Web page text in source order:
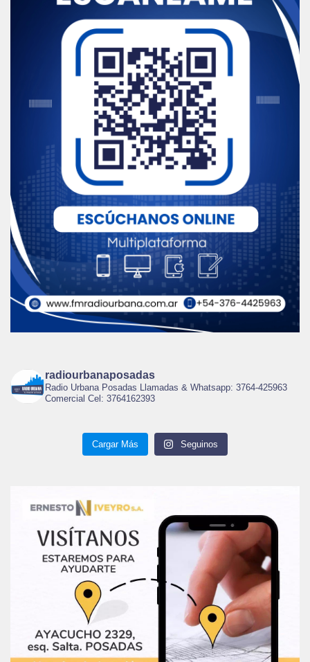
radiourbanaposadas
Radio Urbana Posadas Llamadas & Whatsapp: 3764-425963
Comercial Cel: 3764162393
Cargar Más Seguinos